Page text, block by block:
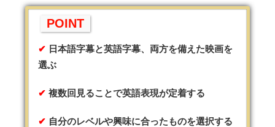
POINT
日本語字幕と英語字幕、両方を備えた映画を
選ぶ
複数回見ることで英語表現が定着する
自分のレベルや興味に合ったものを選択する